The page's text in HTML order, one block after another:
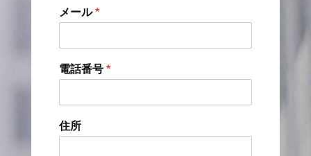
メール*
電話番号 *
住所